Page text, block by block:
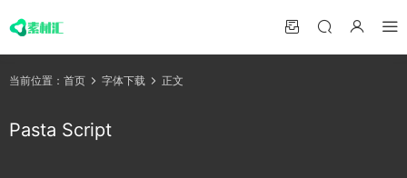
当前位置： 首页 字体下载 正文
Pasta Script